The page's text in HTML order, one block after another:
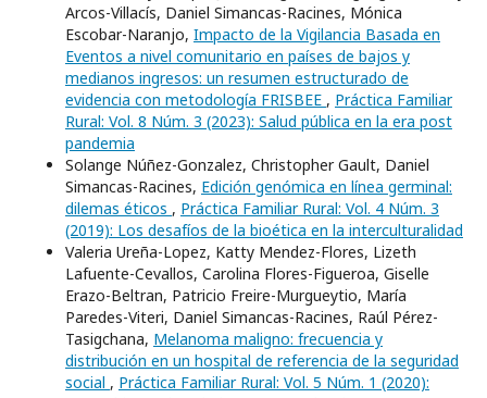
Arcos-Villacís, Daniel Simancas-Racines, Mónica
Escobar-Naranjo, Impacto de la Vigilancia Basada en
Eventos a nivel comunitario en países de bajos y
medianos ingresos: un resumen estructurado de
evidencia con metodología FRISBEE , Práctica Familiar
Rural: Vol. 8 Núm. 3 (2023): Salud pública en la era post
pandemia
Solange Núñez-Gonzalez, Christopher Gault, Daniel
Simancas-Racines, Edición genómica en línea germinal:
dilemas éticos , Práctica Familiar Rural: Vol. 4 Núm. 3
(2019): Los desafíos de la bioética en la interculturalidad
Valeria Ureña-Lopez, Katty Mendez-Flores, Lizeth
Lafuente-Cevallos, Carolina Flores-Figueroa, Giselle
Erazo-Beltran, Patricio Freire-Murgueytio, María
Paredes-Viteri, Daniel Simancas-Racines, Raúl Pérez-
Tasigchana, Melanoma maligno: frecuencia y
distribución en un hospital de referencia de la seguridad
social , Práctica Familiar Rural: Vol. 5 Núm. 1 (2020):